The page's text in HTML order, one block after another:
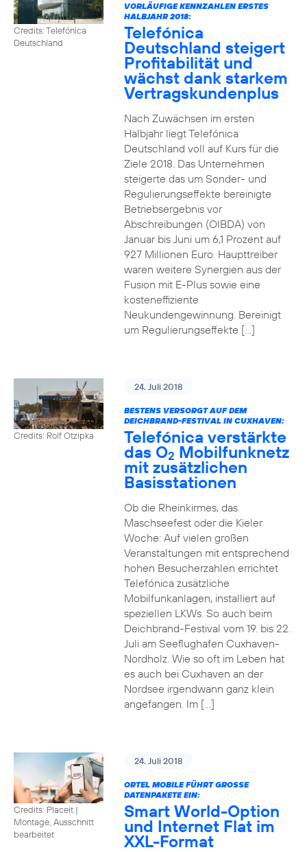
Credits: Telefónica
Deutschland
VORLÄUFIGE KENNZAHLEN ERSTES
HALBJAHR 2018:
Telefónica
Deutschland steigert
Profitabilität und
wächst dank starkem
Vertragskundenplus
Nach Zuwächsen im ersten
Halbjahr liegt Telefónica
Deutschland voll auf Kurs für die
Ziele 2018. Das Unternehmen
steigerte das um Sonder- und
Regulierungseffekte bereinigte
Betriebsergebnis vor
Abschreibungen (OIBDA) von
Januar bis Juni um 6,1 Prozent auf
927 Millionen Euro. Haupttreiber
waren weitere Synergien aus der
Fusion mit E-Plus sowie eine
kosteneffiziente
Neukundengewinnung. Bereinigt
um Regulierungseffekte […]
Credits: Rolf Otzipka
24. Juli 2018
BESTENS VERSORGT AUF DEM
DEICHBRAND-FESTIVAL IN CUXHAVEN:
Telefónica verstärkte
das O2 Mobilfunknetz
mit zusätzlichen
Basisstationen
Ob die Rheinkirmes, das
Maschseefest oder die Kieler
Woche: Auf vielen großen
Veranstaltungen mit entsprechend
hohen Besucherzahlen errichtet
Telefónica zusätzliche
Mobilfunkanlagen, installiert auf
speziellen LKWs. So auch beim
Deichbrand-Festival vom 19. bis 22.
Juli am Seeflughafen Cuxhaven-
Nordholz. Wie so oft im Leben hat
es auch bei Cuxhaven an der
Nordsee irgendwann ganz klein
angefangen. Im […]
Credits: Placeit |
Montage, Ausschnitt
bearbeitet
24. Juli 2018
ORTEL MOBILE FÜHRT GROSSE D
ATENPAKETE EIN:
Smart World-Option
und Internet Flat im
XXL-Format